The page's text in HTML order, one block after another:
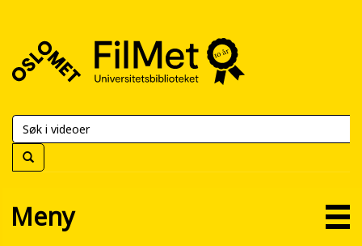
FilMet
Universitetsbiblioteket
Meny